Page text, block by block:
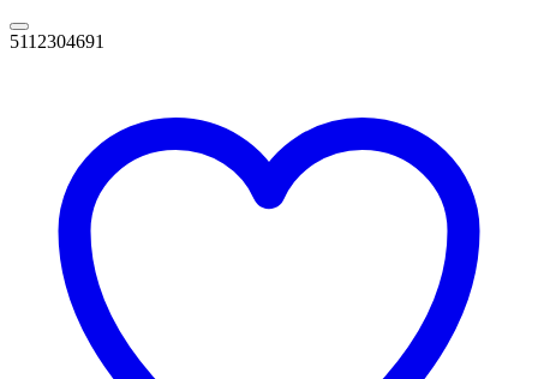
5112304691